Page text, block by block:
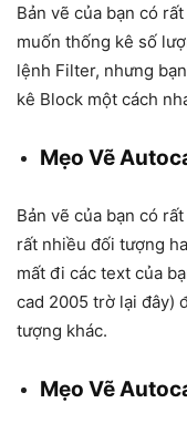
Bản vẽ của bạn có
muốn thống kê số
lệnh Filter, nhưng
kê Block một cách
Mẹo Vẽ
Bản vẽ của bạn có
rất nhiều đối tượng
mất đi các text của
cad 2005 trờ lại đây)
tượng khác.
Mẹo Vẽ